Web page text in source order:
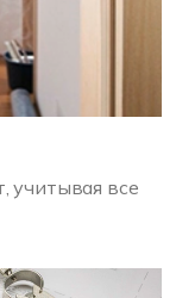
учитывая все